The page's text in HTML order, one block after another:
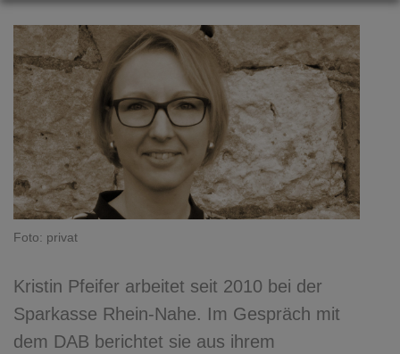
Foto: privat
Kristin Pfeifer arbeitet seit 2010 bei der
Sparkasse Rhein-Nahe. Im Gespräch mit
dem DAB berichtet sie aus ihrem